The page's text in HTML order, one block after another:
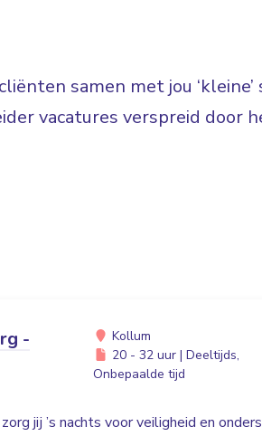
samen met jou ‘kleine’
vacatures verspreid door
-
Kollum
20 - 32 uur | Deeltijds,
Onbepaalde tijd
jij ’s nachts voor veiligheid en